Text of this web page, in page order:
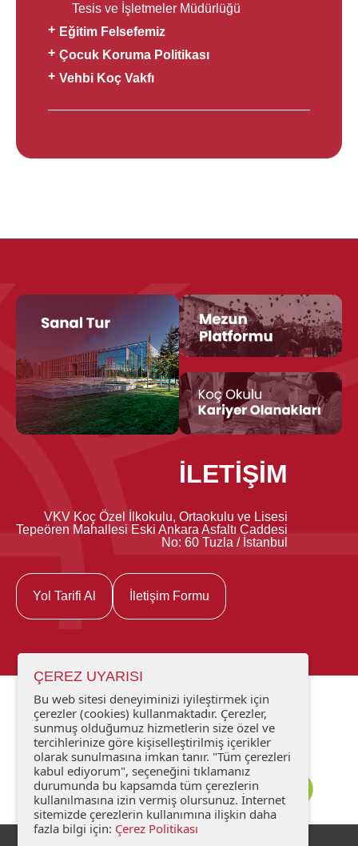
Tesis ve İşletmeler Müdürlüğü
Eğitim Felsefemiz
Çocuk Koruma Politikası
Vehbi Koç Vakfı
İLETİŞİM
VKV Koç Özel İlkokulu, Ortaokulu ve Lisesi
Tepeören Mahallesi Eski Ankara Asfaltı Caddesi
No: 60 Tuzla / İstanbul
Yol Tarifi Al İletişim Formu
ÇEREZ UYARISI
Bu web sitesi deneyiminizi iyileştirmek için
çerezler (cookies) kullanmaktadır. Çerezler,
sunmuş olduğumuz hizmetlerin size özel ve
tercihlerinize göre kişiselleştirilmiş içerikler
olarak sunulmasına imkan tanır. "Tüm çerezleri
kabul ediyorum", seçeneğini tıklamanız
durumunda bu kapsamda tüm çerezlerin
kullanılmasına izin vermiş olursunuz. İnternet
sitemizde çerezlerin kullanımına ilişkin daha
fazla bilgi için: Çerez Politikası